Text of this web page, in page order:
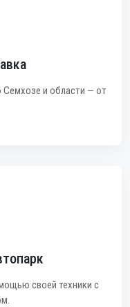
и области — от
своей техники с